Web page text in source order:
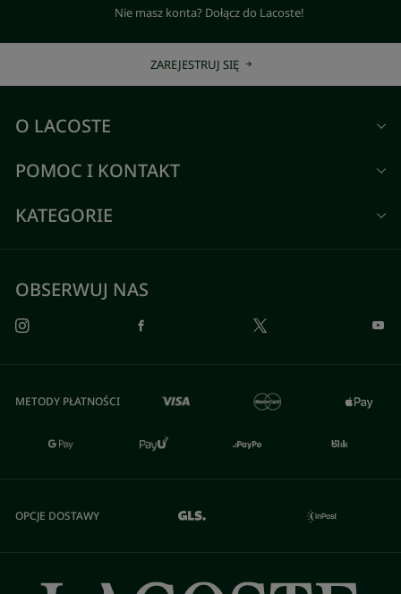
Nie masz konta? Dołącz do Lacoste!
ZAREJESTRUJ SIĘ
O LACOSTE
POMOC I KONTAKT
KATEGORIE
OBSERWUJ NAS
METODY PŁATNOŚCI
OPCJE DOSTAWY